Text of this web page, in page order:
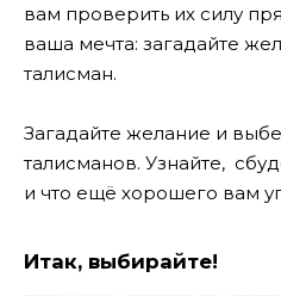
вам проверить их силу
ваша мечта: загадайте
талисман.
Загадайте желание и
талисманов. Узнайте,
и что ещё хорошего вам
Итак, выбирайте!